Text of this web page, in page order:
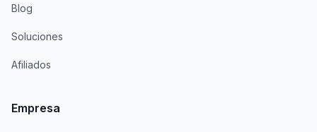
Blog
Soluciones
Afiliados
Empresa